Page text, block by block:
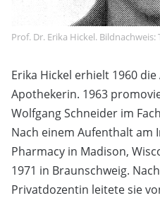
Prof. Dr. Erika Hickel. Bildnachweis:
Erika Hickel erhielt 1960
Apothekerin. 1963
Wolfgang Schneider im
Nach einem Aufenthalt
Pharmacy in Madison,
1971 in Braunschweig.
Privatdozentin leitete sie